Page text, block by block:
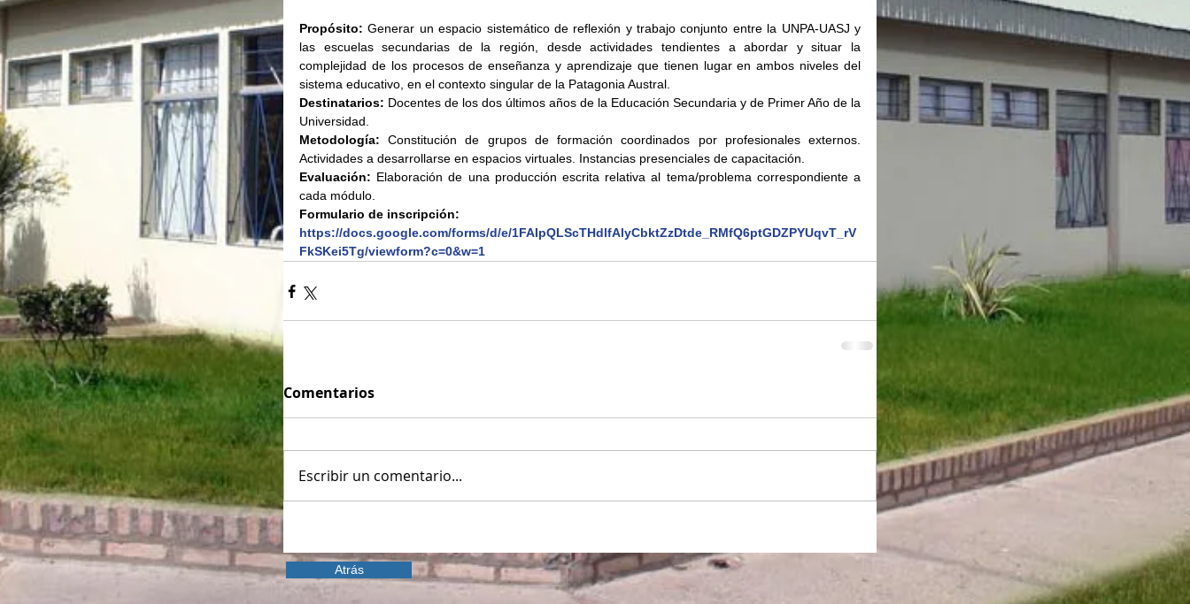
Propósito: Generar un espacio sistemático de reflexión y trabajo conjunto entre la UNPA-UASJ y
las escuelas secundarias de la región, desde actividades tendientes a abordar y situar la
complejidad de los procesos de enseñanza y aprendizaje que tienen lugar en ambos niveles del
sistema educativo, en el contexto singular de la Patagonia Austral.
Destinatarios: Docentes de los dos últimos años de la Educación Secundaria y de Primer Año de la
Universidad.
Metodología: Constitución de grupos de formación coordinados por profesionales externos.
Actividades a desarrollarse en espacios virtuales. Instancias presenciales de capacitación.
Evaluación: Elaboración de una producción escrita relativa al tema/problema correspondiente a
cada módulo.
Formulario de inscripción:
https://docs.google.com/forms/d/e/1FAIpQLScTHdlfAlyCbktZzDtde_RMfQ6ptGDZPYUqvT_rV
FkSKei5Tg/viewform?c=0&w=1
Comentarios
Escribir un comentario...
Atrás